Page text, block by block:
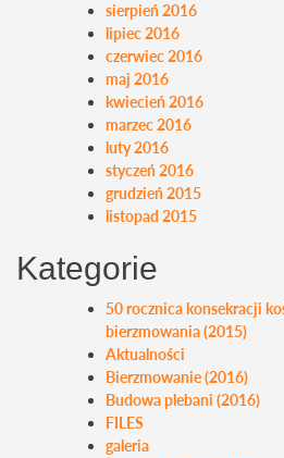
sierpień 2016
lipiec 2016
czerwiec 2016
maj 2016
kwiecień 2016
marzec 2016
luty 2016
styczeń 2016
grudzień 2015
listopad 2015
Kategorie
50 rocznica konsekracji
bierzmowania (2015)
Aktualności
Bierzmowanie (2016)
Budowa plebani (2016)
FILES
galeria